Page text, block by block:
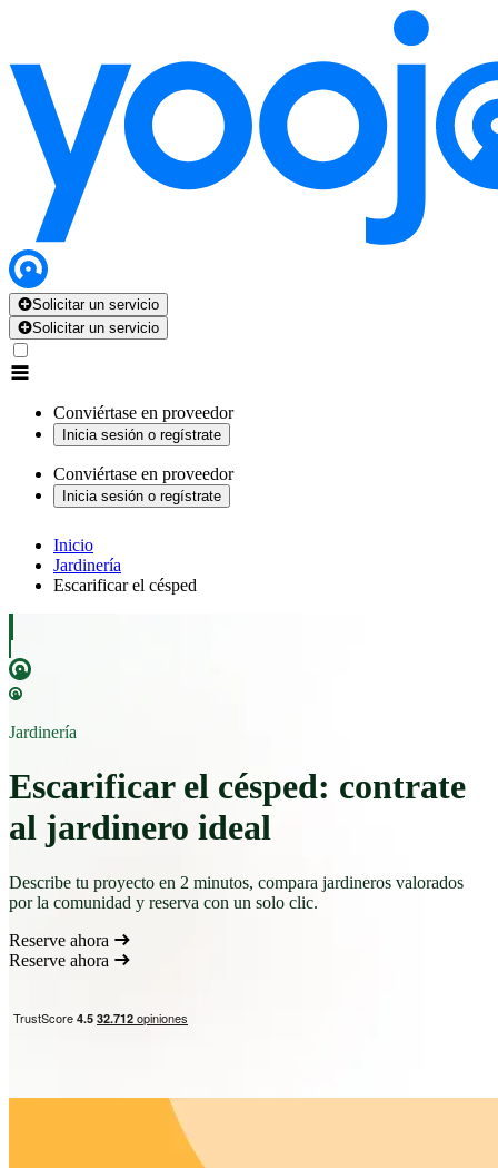
Solicitar un servicio
Solicitar un servicio
Conviértase en proveedor
Inicia sesión o regístrate
Conviértase en proveedor
Inicia sesión o regístrate
Inicio
Jardinería
Escarificar el césped
Jardinería
Escarificar el césped: contrate
al jardinero ideal
Describe tu proyecto en 2 minutos, compara jardineros valorados
por la comunidad y reserva con un solo clic.
Reserve ahora
Reserve ahora